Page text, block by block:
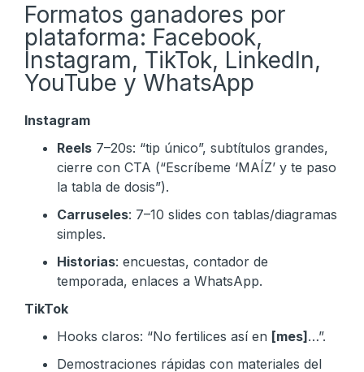
Formatos ganadores por
plataforma: Facebook,
Instagram, TikTok, LinkedIn,
YouTube y WhatsApp
Instagram
Reels 7–20s: “tip único”, subtítulos grandes,
cierre con CTA (“Escríbeme ‘MAÍZ’ y te paso
la tabla de dosis”).
Carruseles: 7–10 slides con tablas/diagramas
simples.
Historias: encuestas, contador de
temporada, enlaces a WhatsApp.
TikTok
Hooks claros: “No fertilices así en [mes]…”.
Demostraciones rápidas con materiales del